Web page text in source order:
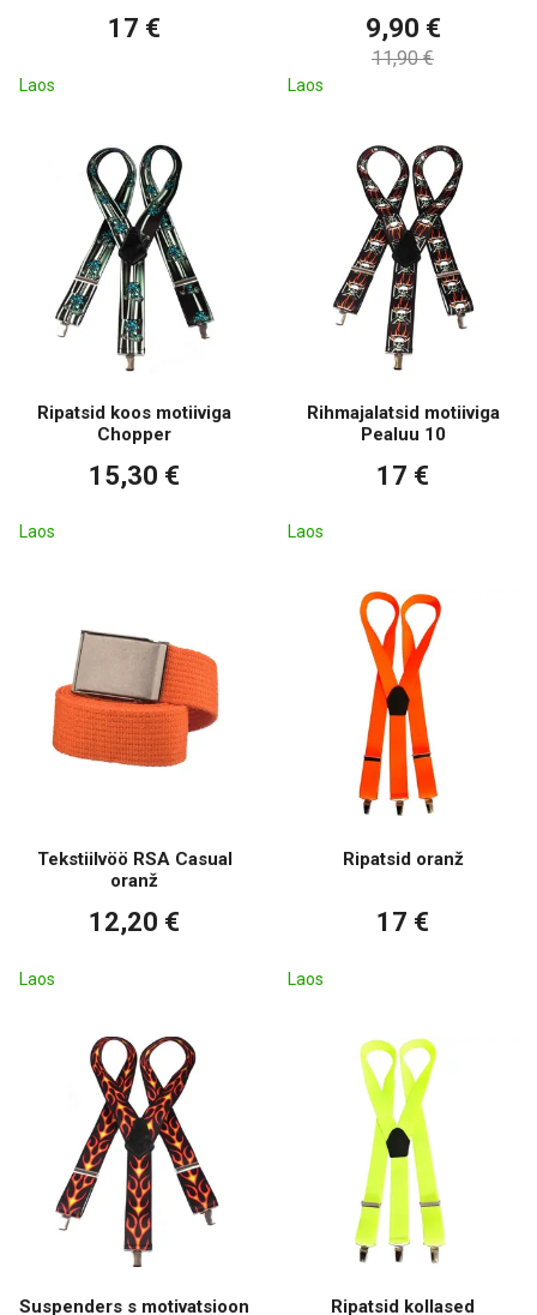
17 €
Laos
9,90 €
11,90 €
Laos
Ripatsid koos motiiviga
Chopper
15,30 €
Laos
Rihmajalatsid motiiviga
Pealuu 10
17 €
Laos
Tekstiilvöö RSA Casual
oranž
12,20 €
Laos
Ripatsid oranž
17 €
Laos
Suspenders s motivatsioon Ripatsid kollased